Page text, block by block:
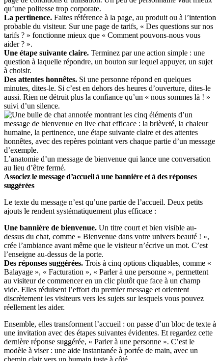
qu’une politesse trop corporate.
La pertinence. Faites référence à la page, au produit ou à l’intention
probable du visiteur. Sur une page de tarifs, « Des questions sur nos
tarifs ? » fonctionne mieux que « Comment pouvons-nous vous
aider ? ».
Une étape suivante claire. Terminez par une action simple : une
question à laquelle répondre, un bouton sur lequel appuyer, un sujet
à choisir.
Des attentes honnêtes. Si une personne répond en quelques
minutes, dites-le. Si c’est en dehors des heures d’ouverture, dites-le
aussi. Rien ne détruit plus la confiance qu’un « nous sommes là ! »
suivi d’un silence.
L’anatomie d’un message de bienvenue qui lance une conversation
au lieu d’être fermé.
Associez le message d’accueil à une bannière et à des réponses
suggérées
Le texte du message n’est qu’une partie de l’accueil. Deux petits
ajouts le rendent systématiquement plus efficace :
Une bannière de bienvenue. Un titre court et bien visible au-
dessus du chat, comme « Bienvenue dans votre univers beauté ! »,
crée l’ambiance avant même que le visiteur n’écrive un mot. C’est
l’enseigne au-dessus de la porte.
Des réponses suggérées. Trois à cinq options cliquables, comme «
Balayage », « Facturation », « Parler à une personne », permettent
au visiteur de commencer en un clic plutôt que face à un champ
vide. Elles réduisent l’effort du premier message et orientent
discrètement les visiteurs vers les sujets sur lesquels vous pouvez
réellement les aider.
Ensemble, elles transforment l’accueil : on passe d’un bloc de texte à
une invitation avec des étapes suivantes évidentes. Et regardez cette
dernière réponse suggérée, « Parler à une personne ». C’est le
modèle à viser : une aide instantanée à portée de main, avec un
chemin clair vers un humain juste à côté.